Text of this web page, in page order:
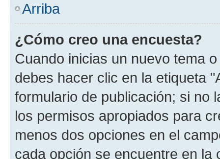
Arriba
¿Cómo creo una encuesta?
Cuando inicias un nuevo tema
debes hacer clic en la etiqueta
formulario de publicación; si no
los permisos apropiados para
menos dos opciones en el
cada opción se encuentre en